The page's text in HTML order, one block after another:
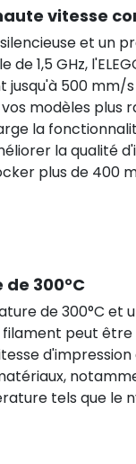
vitesse
et un
1,5 GHz,
jusqu'à 500
modèles plus
la
la qualité
plus de 400
300°C
de 300°C et
filament peut
tels que le